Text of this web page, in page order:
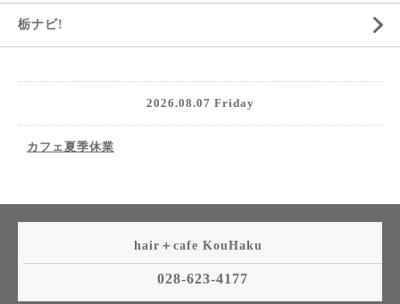
栃ナビ!
2026.08.07 Friday
カフェ夏季休業
hair＋cafe KouHaku
028-623-4177